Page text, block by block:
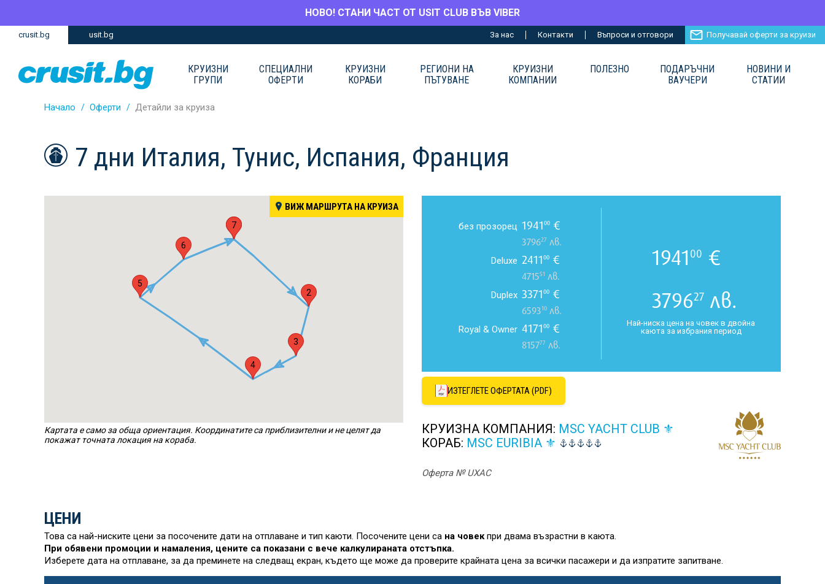
НОВО! СТАНИ ЧАСТ ОТ USIT CLUB ВЪВ VIBER
Премини
съдържание
Премини
crusit.bg usit.bg За нас Контакти Въпроси и отговори Получавай оферти за круизи
КРУИЗНИ
ГРУПИ
СПЕЦИАЛНИ
ОФЕРТИ
КРУИЗНИ
КОРАБИ
РЕГИОНИ НА
ПЪТУВАНЕ
КРУИЗНИ
КОМПАНИИ
ПОЛЕЗНО
ПОДАРЪЧНИ
ВАУЧЕРИ
НОВИНИ И
СТАТИИ
Начало Оферти Детайли за круиза
7 дни Италия, Тунис, Испания, Франция
1
2
3
4
5
6
7
ВИЖ МАРШРУТА НА КРУИЗА
Картата е само за обща ориентация. Координатите са приблизителни и не целят да
покажат точната локация на кораба.
без прозорец 194100 €
379627 лв.
Deluxe 241100 €
471551 лв.
Duplex 337100 €
659310 лв.
Royal & Owner 417100 €
815777 лв.
1941 00 €
379627 лв.
Най-ниска цена на човек в двойна
каюта за избрания период
ИЗТЕГЛЕТЕ ОФЕРТАТА (PDF)
КРУИЗНА КОМПАНИЯ: MSC YACHT CLUB ⚜
КОРАБ: MSC EURIBIA ⚜
Оферта № UXAC
ЦЕНИ
Това са най-ниските цени за посочените дати на отплаване и тип каюти. Посочените цени са на човекпри двама възрастни в каюта.
При обявени промоции и намаления, цените са показани с вече калкулираната отстъпка.
Изберете дата на отплаване, за да преминете на следващ екран, където ще може да проверите крайната цена за всички пасажери и да изпратите запитване.